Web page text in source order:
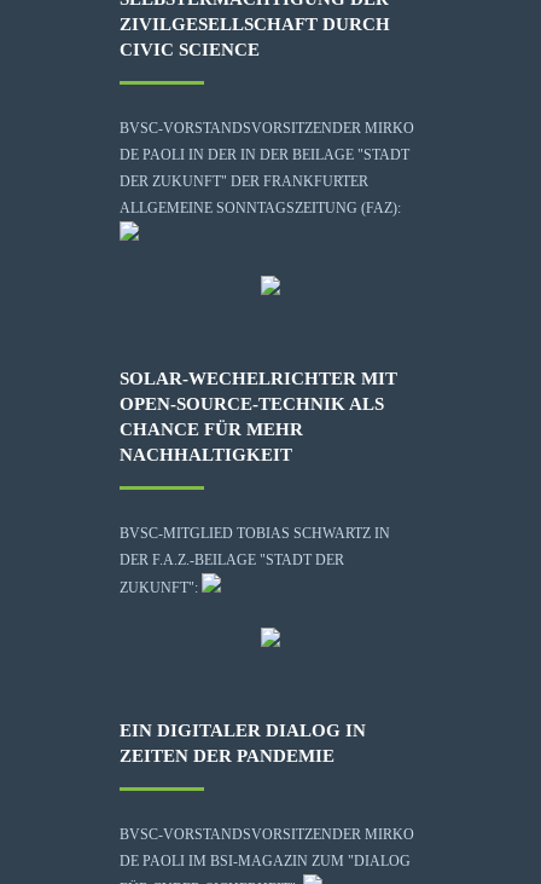
ZIVILGESELLSCHAFT DURCH
CIVIC SCIENCE
BVSC-VORSTANDSVORSITZENDER MIRKO
DE PAOLI IN DER IN DER BEILAGE "STADT
DER ZUKUNFT" DER FRANKFURTER
ALLGEMEINE SONNTAGSZEITUNG (FAZ):
SOLAR-WECHELRICHTER MIT
OPEN-SOURCE-TECHNIK ALS
CHANCE FÜR MEHR
NACHHALTIGKEIT
BVSC-MITGLIED TOBIAS SCHWARTZ IN
DER F.A.Z.-BEILAGE "STADT DER
ZUKUNFT":
EIN DIGITALER DIALOG IN
ZEITEN DER PANDEMIE
BVSC-VORSTANDSVORSITZENDER MIRKO
DE PAOLI IM BSI-MAGAZIN ZUM "DIALOG